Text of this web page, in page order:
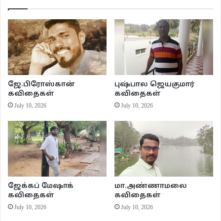
ஆகையால்,
நான் மண்டியிட்டு
அமர்ந்துகொள்கிறேன்.
உங்களுடைய
என்னிடம்
வரிசையாய்க் காட்டுங்கள்.
உங்களை வருத்தாதவாறு
நக்கித் துடைத்து விடுகிறேன்.
நான்
துடைத்து முடிக்க முடிக்க
என்னருகில்
நீங்கள் ஒவ்வொருவராய்
மண்டியிட்டு அமருங்கள்,
ஜே.பிரோஸ்கான்
கவிதைகள்
July 10, 2026
புஷ்பால ஜெயகுமார்
கவிதைகள்
July 10, 2026
ஜேக்கப் மேஷாக்
கவிதைகள்
July 10, 2026
மா.அண்ணாமலை
கவிதைகள்
July 10, 2026